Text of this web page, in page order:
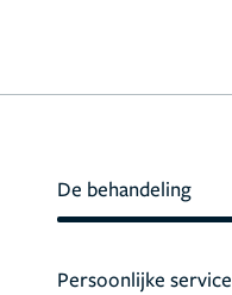
De behandeling
Persoonlijke service